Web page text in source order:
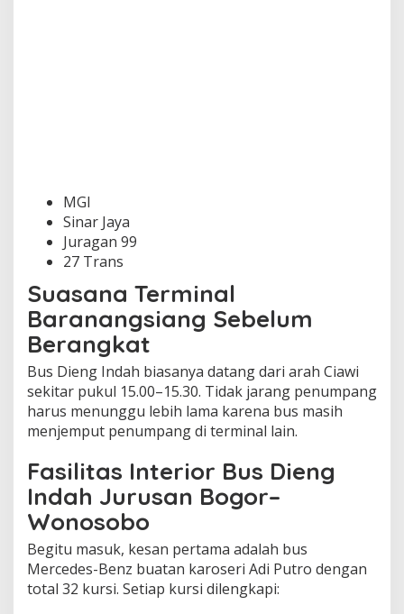
MGI
Sinar Jaya
Juragan 99
27 Trans
Suasana Terminal
Baranangsiang Sebelum
Berangkat
Bus Dieng Indah biasanya datang dari arah Ciawi
sekitar pukul 15.00–15.30. Tidak jarang penumpang
harus menunggu lebih lama karena bus masih
menjemput penumpang di terminal lain.
Fasilitas Interior Bus Dieng
Indah Jurusan Bogor–
Wonosobo
Begitu masuk, kesan pertama adalah bus
Mercedes-Benz buatan karoseri Adi Putro dengan
total 32 kursi. Setiap kursi dilengkapi: